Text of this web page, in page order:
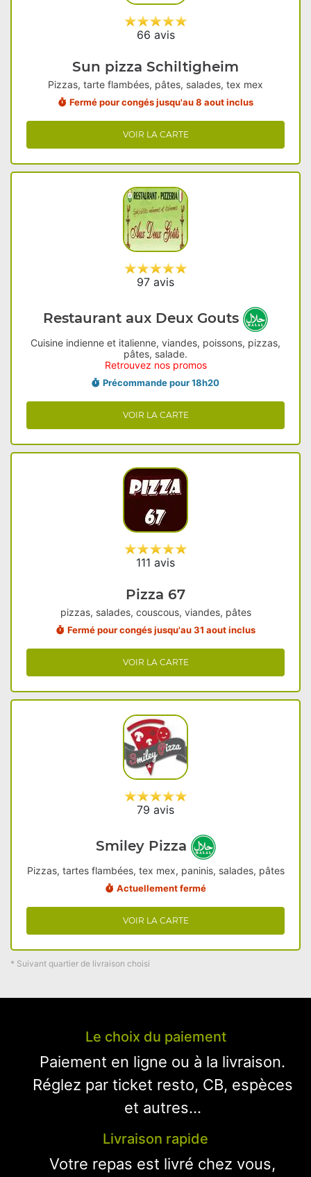
66 avis
Sun pizza Schiltigheim
Pizzas, tarte flambées, pâtes, salades, tex mex
Fermé pour congés jusqu'au 8 aout inclus
VOIR LA CARTE
97 avis
Restaurant aux Deux Gouts
Cuisine indienne et italienne, viandes, poissons, pizzas,
pâtes, salade.
Retrouvez nos promos
Précommande pour 18h20
VOIR LA CARTE
111 avis
Pizza 67
pizzas, salades, couscous, viandes, pâtes
Fermé pour congés jusqu'au 31 aout inclus
VOIR LA CARTE
79 avis
Smiley Pizza
Pizzas, tartes flambées, tex mex, paninis, salades, pâtes
Actuellement fermé
VOIR LA CARTE
* Suivant quartier de livraison choisi
Le choix du paiement
Paiement en ligne ou à la livraison.
Réglez par ticket resto, CB, espèces
et autres...
Livraison rapide
Votre repas est livré chez vous,